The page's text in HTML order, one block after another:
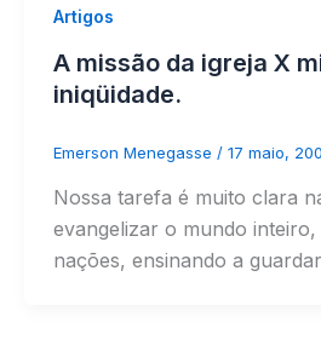
Artigos
A missão da igreja X
iniqüidade.
Emerson Menegasse / 17 maio,
Nossa tarefa é muito clara
evangelizar o mundo inteiro,
nações, ensinando a